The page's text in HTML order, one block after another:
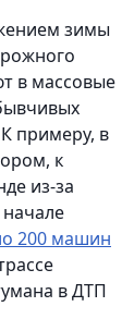
зимы
в массовые
примеру, в
к
из-за
200 машин
в ДТП